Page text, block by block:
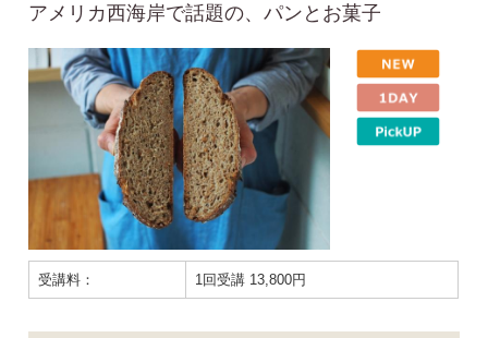
アメリカ西海岸で話題の、パンとお菓子
受講料： 1回受講 13,800円